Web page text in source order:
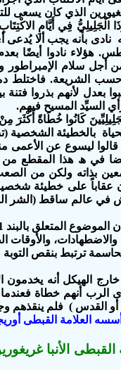
الذي كان يسعى
هذَا قَامَ يَهُوذَا الْجَلِيلِيُّ
نادى بأنه يجب ألا
هؤلاء نادوا أيضًا
سلام الإمبراطور
الشريعة. فاختلط
بعدل لأنهم بذروا
السيِّد المسيح فيهم.
كَانُوا خُطَاةً أَكْثَرَ
والمزمور 73 ، ويسوع أيضا في
بذاته ولكن من
عقاباً على خطيئة
في عالم ساقط (الشر
والاضطهادات، والأوقات
ترتبط بنقص
الهيكل أنه يخدمون
الرب أنهم خطاة
القدس ) فلم ينقذهم
العلامة القبطى
القبطى الأنبا